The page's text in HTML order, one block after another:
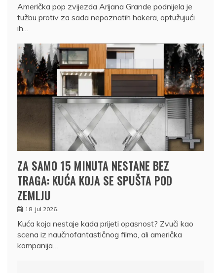
Američka pop zvijezda Arijana Grande podnijela je
tužbu protiv za sada nepoznatih hakera, optužujući
ih…
ZA SAMO 15 MINUTA NESTANE BEZ
TRAGA: KUĆA KOJA SE SPUŠTA POD
ZEMLJU
18. jul 2026.
Kuća koja nestaje kada prijeti opasnost? Zvuči kao
scena iz naučnofantastičnog filma, ali američka
kompanija…